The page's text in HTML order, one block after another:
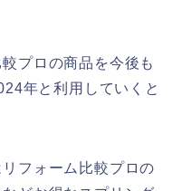
プロの商品を今後も
年と利用していくと
フォーム比較プロの